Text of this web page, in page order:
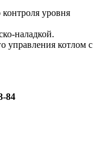
уровня
наладкой.
управления котлом с
84